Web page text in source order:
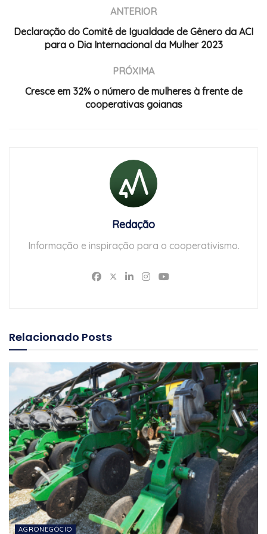
ANTERIOR
Declaração do Comitê de Igualdade de Gênero da ACI
para o Dia Internacional da Mulher 2023
PRÓXIMA
Cresce em 32% o número de mulheres à frente de
cooperativas goianas
Redação
Informação e inspiração para o cooperativismo.
Relacionado Posts
AGRONEGÓCIO